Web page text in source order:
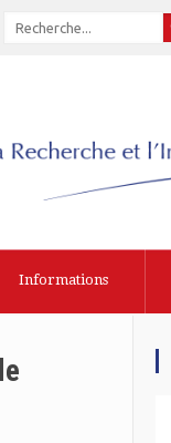
Informations